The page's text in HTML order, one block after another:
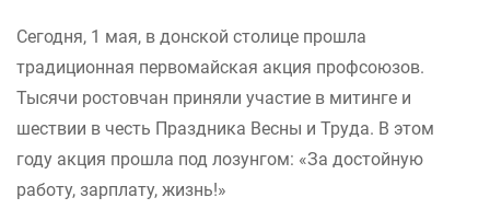
Сегодня, 1 мая, в донской столице прошла
традиционная первомайская акция профсоюзов.
Тысячи ростовчан приняли участие в митинге и
шествии в честь Праздника Весны и Труда. В этом
году акция прошла под лозунгом: «За достойную
работу, зарплату, жизнь!»